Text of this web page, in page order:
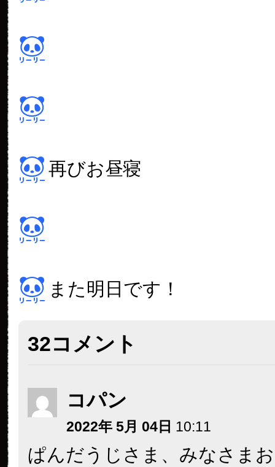
再びお昼寝
また明日です！
32コメント
コパン
2022年 5月 04日 10:11
ぱんだうじさま、みなさま